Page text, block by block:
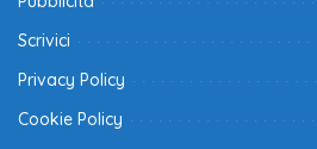
Scrivici
Privacy Policy
Cookie Policy